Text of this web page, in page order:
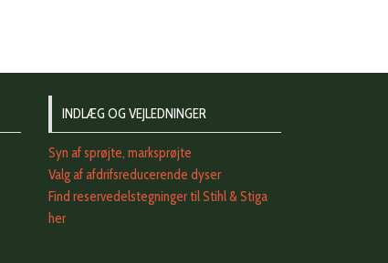
INDLÆG OG VEJLEDNINGER
Syn af sprøjte, marksprøjte
Valg af afdrifsreducerende dyser
Find reservedelstegninger til Stihl & Stiga
her